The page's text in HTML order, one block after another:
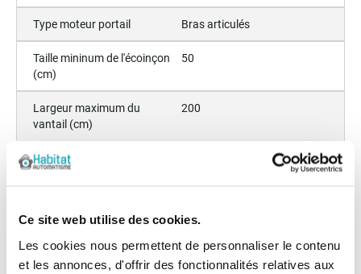
Ce site web utilise des cookies.
Les cookies nous permettent de personnaliser le contenu
et les annonces, d'offrir des fonctionnalités relatives aux
Type moteur portail Bras articulés
Taille mininum de l'écoinçon
(cm)
50
Largeur maximum du
vantail (cm)
200
Poids maximum du Vantail
(Kg)
(degrès)
Cote C maximum (cm) 25